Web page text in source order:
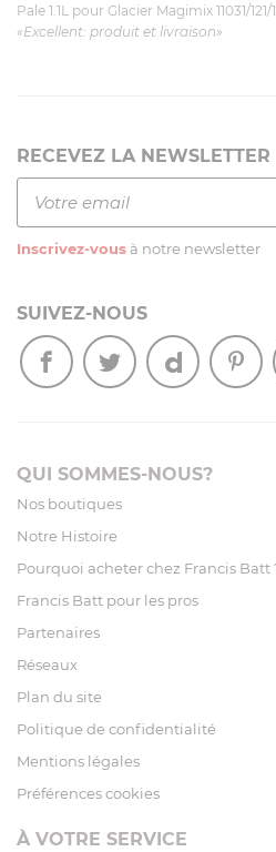
Pale 1.1L pour Glacier Magimix 11031/121/
«Excellent: produit et livraison»
RECEVEZ LA NEWSLETTER
Inscrivez-vous à notre newsletter
SUIVEZ-NOUS
QUI SOMMES-NOUS?
Nos boutiques
Notre Histoire
Pourquoi acheter chez Francis Batt
Francis Batt pour les pros
Partenaires
Réseaux
Plan du site
Politique de confidentialité
Mentions légales
Préférences cookies
À VOTRE SERVICE